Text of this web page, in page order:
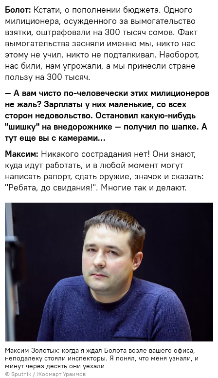
Болот: Кстати, о пополнении бюджета. Одного
милиционера, осужденного за вымогательство
взятки, оштрафовали на 300 тысяч сомов. Факт
вымогательства засняли именно мы, никто нас
этому не учил, никто не подталкивал. Наоборот,
нас били, нам угрожали, а мы принесли стране
пользу на 300 тысяч.
— А вам чисто по-человечески этих милиционеров
не жаль? Зарплаты у них маленькие, со всех
сторон недовольство. Остановил какую-нибудь
"шишку" на внедорожнике — получил по шапке. А
тут еще вы с камерами…
Максим: Никакого сострадания нет! Они знают,
куда идут работать, и в любой момент могут
написать рапорт, сдать оружие, значок и сказать:
"Ребята, до свидания!". Многие так и делают.
Максим Золотых: когда я ждал Болота возле вашего офиса,
неподалеку стояли инспекторы. Я понял, что меня узнали, и
минут через десять они уехали
© Sputnik / Жоомарт Ураимов